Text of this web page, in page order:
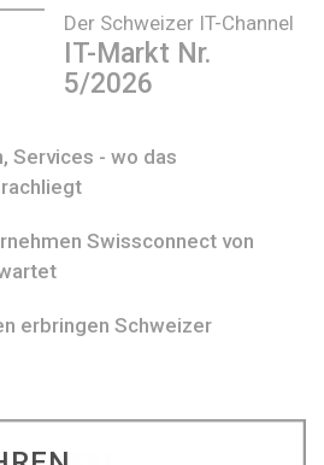
Der Schweizer IT-Channel
IT-Markt Nr.
5/2026
Services - wo das
Swissconnect von
erbringen Schweizer